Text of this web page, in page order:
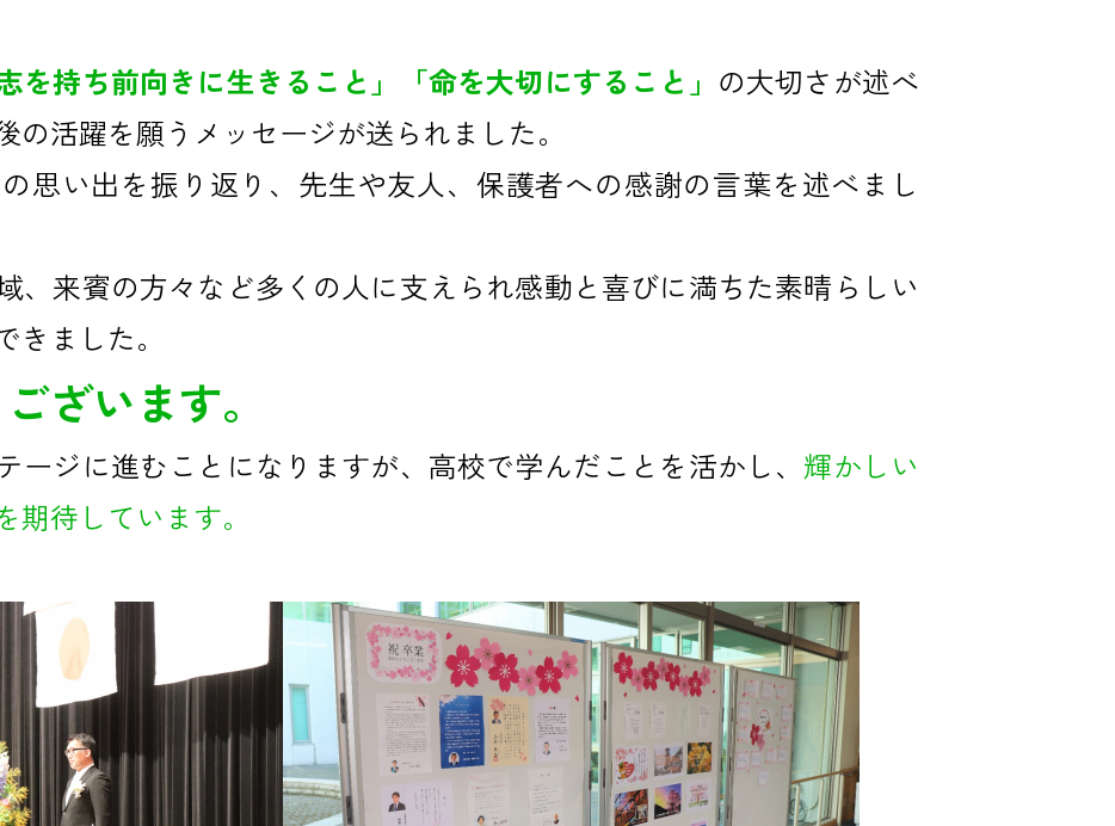
志を持ち前向きに生きること」「命を大切にすること」 の大切さが述べ
の活躍を願うメッセージが送られました。
思い出を振り返り、先生や友人、保護者への感謝の言葉を述べまし
、来賓の方々など多くの人に支えられ感動と喜びに満ちた素晴らしい
ました。
ざいます。
ージに進むことになりますが、高校で学んだことを活かし、 輝かしい
待しています。